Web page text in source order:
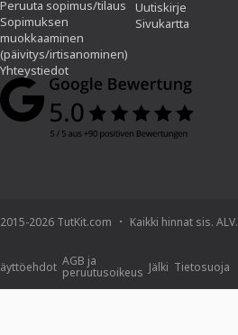
Peruuta sopimus/tilaus
Sopimuksen
muokkaaminen
(päivitys/irtisanominen)
Yhteystiedot
Uutiskirje
Sivukartta
2015-2026 TutKit.com Kaikki hinnat sis. ALV.
AGB ja
peruutusoikeus Jälki Tietosuoja